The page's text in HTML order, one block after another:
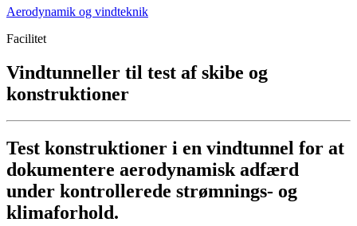
Aerodynamik og vindteknik
Facilitet
Vindtunneller til test af skibe og
konstruktioner
Test konstruktioner i en vindtunnel for at
dokumentere aerodynamisk adfærd
under kontrollerede strømnings- og
klimaforhold.